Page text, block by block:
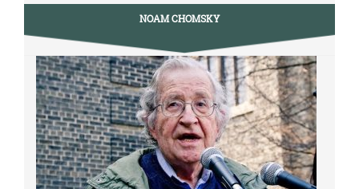
NOAM CHOMSKY